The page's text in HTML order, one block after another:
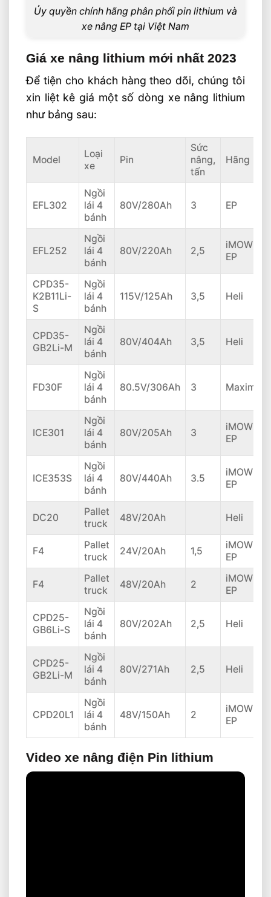
Ủy quyền chính hãng phân phối pin lithium và
xe nâng EP tại Việt Nam
Giá xe nâng lithium mới nhất 2023
Để tiện cho khách hàng theo dõi, chúng tôi
xin liệt kê giá một số dòng xe nâng lithium
như bảng sau:
Model
Loại
xe
Pin
Sức
nâng,
tấn
Hãng
EFL302
Ngồi
lái 4
bánh
80V/280Ah 3 EP
EFL252
Ngồi
lái 4
bánh
80V/220Ah 2,5
iMOW
EP
CPD35-
K2B11Li-
S
Ngồi
lái 4
bánh
115V/125Ah 3,5 Heli
CPD35-
GB2Li-M
Ngồi
lái 4
bánh
80V/404Ah 3,5 Heli
FD30F
Ngồi
lái 4
bánh
80.5V/306Ah 3 Maximal
ICE301
Ngồi
lái 4
bánh
80V/205Ah 3
iMOW
EP
ICE353S
Ngồi
lái 4
bánh
80V/440Ah 3.5
iMOW
EP
DC20
Pallet
truck
48V/20Ah Heli
F4
Pallet
truck
24V/20Ah 1,5
iMOW
EP
F4
Pallet
truck
48V/20Ah 2
iMOW
EP
CPD25-
GB6Li-S
Ngồi
lái 4
bánh
80V/202Ah 2,5 Heli
CPD25-
GB2Li-M
Ngồi
lái 4
bánh
80V/271Ah 2,5 Heli
CPD20L1
Ngồi
lái 4
bánh
48V/150Ah 2
iMOW
EP
Video xe nâng điện Pin lithium